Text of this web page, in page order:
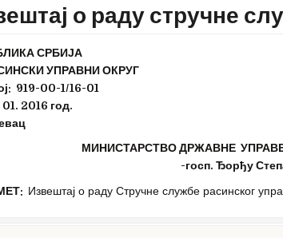
о раду стручне
СРБИЈА
УПРАВНИ ОКРУГ
919-00-1/16-01
01. 2016 год.
МИНИСТАРСТВО ДРЖАВНЕ
-госп. Ђорђу
Извештај о раду Стручне службе расинског